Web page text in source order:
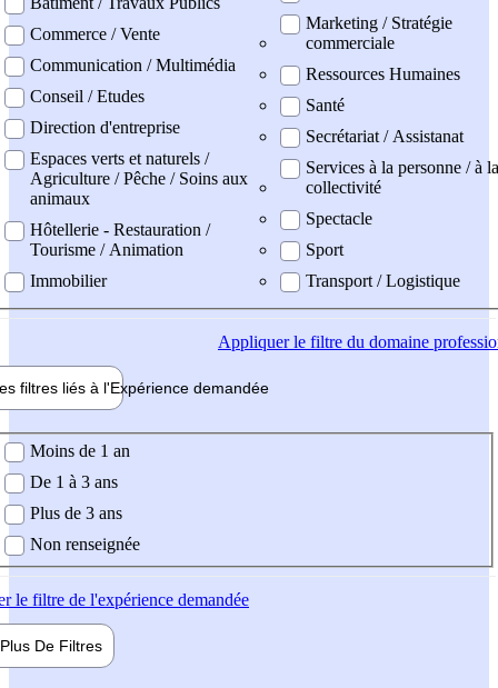
Commerce / Vente
Communication / Multimédia
Conseil / Etudes
Direction d'entreprise
Espaces verts et naturels /
Agriculture / Pêche / Soins aux
animaux
Hôtellerie - Restauration /
Tourisme / Animation
Immobilier
Marketing / Stratégie
commerciale
Ressources Humaines
Santé
Secrétariat / Assistanat
Services à la personne / à la
collectivité
Spectacle
Sport
Transport / Logistique
Appliquerle filtre du domaine
filtres liés à l'Expérience demandée
demandée
Moins de 1 an
De 1 à 3 ans
Plus de 3 ans
Non renseignée
le filtre de l'expérience demandée
Plus De Filtres